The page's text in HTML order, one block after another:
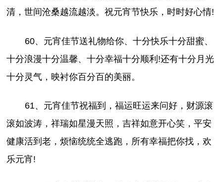
清，世间沧桑越流越淡。祝元宵节快乐，时时好心情!
60、元宵佳节送礼物给你、十分快乐十分甜蜜、
十分浪漫十分温馨、十分幸福十分顺利!还有十分月光
十分灵气，映衬你百分百的美丽。
61、元宵佳节祝福到，福运旺运来问好，财源滚
滚如波涛，祥瑞如星漫天照，吉祥如意开心笑，平安
健康活到老，烦恼统统全逃跑，所有幸福把你找，欢
乐元宵!